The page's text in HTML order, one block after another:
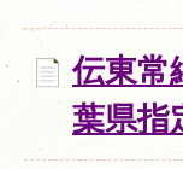
伝東常
葉県指